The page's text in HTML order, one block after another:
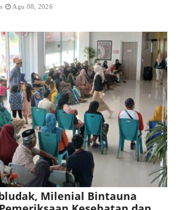
Agu 08, 2026
Milenial Bintauna